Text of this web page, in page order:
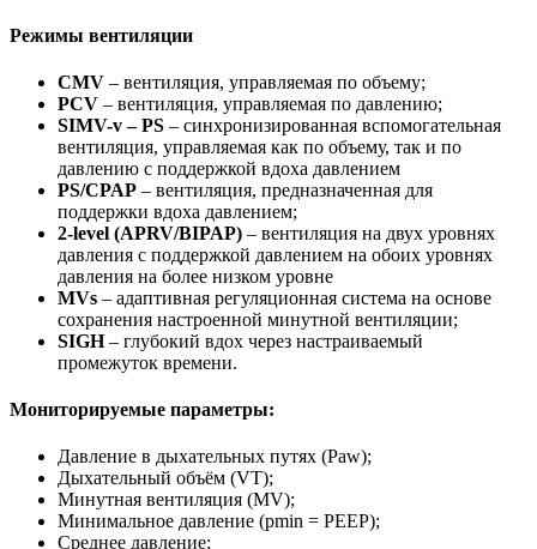
Режимы вентиляции
CMV – вентиляция, управляемая по объему;
PCV – вентиляция, управляемая по давлению;
SIMV-v – PS – синхронизированная вспомогательная
вентиляция, управляемая как по объему, так и по
давлению с поддержкой вдоха давлением
PS/CPAP – вентиляция, предназначенная для
поддержки вдоха давлением;
2-level (APRV/BIPAP) – вентиляция на двух уровнях
давления с поддержкой давлением на обоих уровнях
давления на более низком уровне
MVs – адаптивная регуляционная система на основе
сохранения настроенной минутной вентиляции;
SIGH– глубокий вдох через настраиваемый
промежуток времени.
Мониторируемые параметры:
Давление в дыхательных путях (Paw);
Дыхательный объём (VT);
Минутная вентиляция (MV);
Минимальное давление (pmin = PEEP);
Среднее давление;